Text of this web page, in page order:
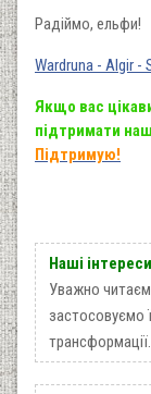
Радіймо, ельфи!
Wardruna - Algir -
Якщо вас
підтримати
Підтримую!
Наші інтереси
Уважно
застосовуємо
трансформації.